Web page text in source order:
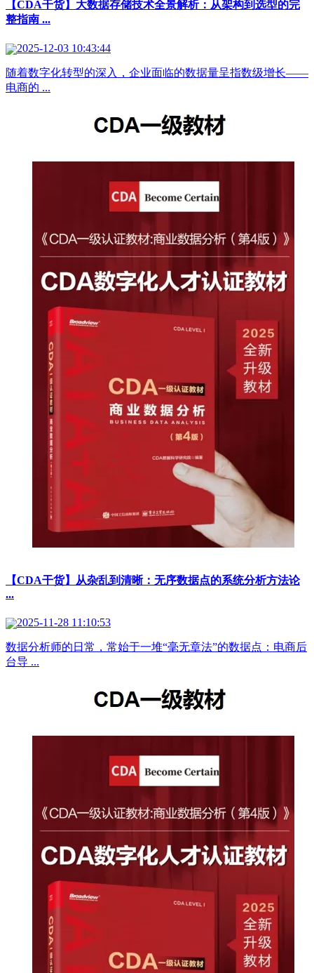
【CDA干货】大数据存储技术全景解析：从架构到选型的完
整指南 ...
2025-12-03 10:43:44
随着数字化转型的深入，企业面临的数据量呈指数级增长——
电商的 ...
【CDA干货】从杂乱到清晰：无序数据点的系统分析方法论
...
2025-11-28 11:10:53
数据分析师的日常，常始于一堆“毫无章法”的数据点：电商后
台导 ...